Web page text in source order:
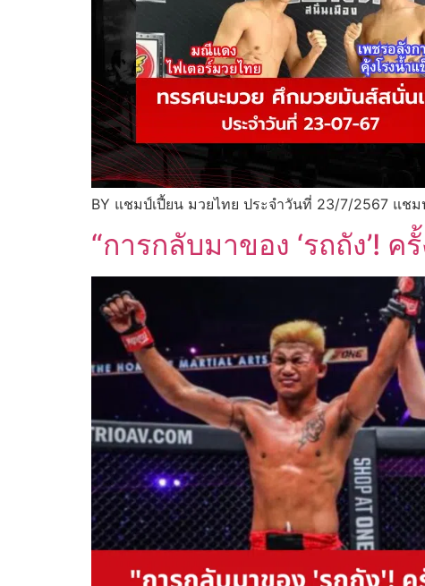
BY แชมป์เปี้ยน มวยไทย ประจำวันที่ 23/7/2567 แช
“การกลับมาของ ‘รถถัง’!